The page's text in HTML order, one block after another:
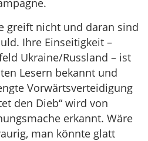
greift nicht und daran sind
Ihre Einseitigkeit –
Ukraine/Russland – ist
Lesern bekannt und
Vorwärtsverteidigung
den Dieb“ wird von
erkannt. Wäre
man könnte glatt